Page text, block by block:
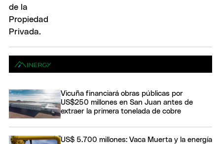
Vicuña financiará obras públicas por
US$250 millones en San Juan antes de
extraer la primera tonelada de cobre
US$ 5.700 millones: Vaca Muerta y la energía